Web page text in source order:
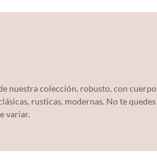
de nuestra colección, robusto, con
rusticas, modernas. No te
variar.